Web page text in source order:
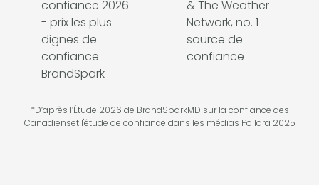
*D’après l’Étude 2026 de BrandSparkMD sur la confiance des
Canadienset l'étude de confiance dans les médias Pollara 2025